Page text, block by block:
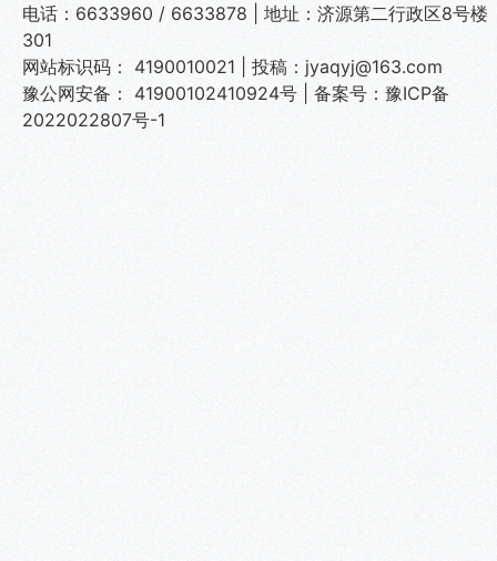
电话：6633960 / 6633878 | 地址：济源第二行政区8号楼
301
网站标识码： 4190010021 | 投稿：jyaqyj@163.com
豫公网安备： 41900102410924号
备案号：豫ICP备
2022022807号-1